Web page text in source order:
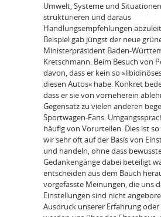
Umwelt, Systeme und
strukturieren und daraus
Handlungsempfehlungen
Beispiel gab jüngst der neue
Ministerpräsident Baden-
Kretschmann. Beim Besuch von
davon, dass er kein so
diesen Autos« habe. Konkret
dass er sie von vorneherein
Gegensatz zu vielen anderen
Sportwagen-Fans.
häufig von Vorurteilen. Dies ist
wir sehr oft auf der Basis von
und handeln, ohne dass
Gedankengänge dabei beteiligt
entscheiden aus dem Bauch
vorgefasste Meinungen, die uns
Einstellungen sind nicht
Ausdruck unserer Erfahrung oder